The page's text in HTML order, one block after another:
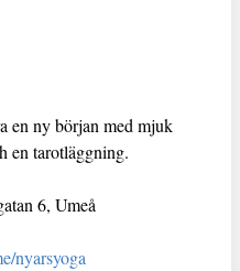
en ny början med mjuk
en tarotläggning.
6, Umeå
nyarsyoga